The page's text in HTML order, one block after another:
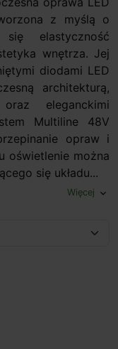
z myślą o
elastyczność
wnętrza. Jej
diodami LED
architekturą,
oraz eleganckimi
Multiline 48V
opraw i
oświetlenie można
się układu...
Więcej expand_more